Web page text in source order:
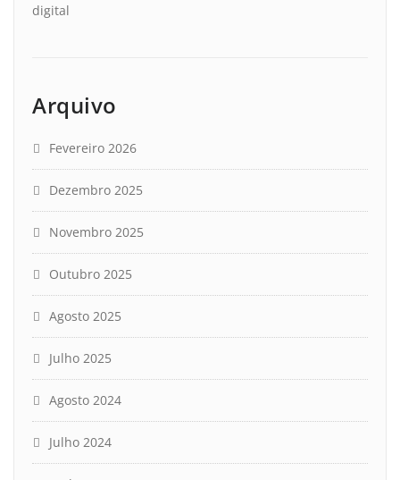
digital
Arquivo
Fevereiro 2026
Dezembro 2025
Novembro 2025
Outubro 2025
Agosto 2025
Julho 2025
Agosto 2024
Julho 2024